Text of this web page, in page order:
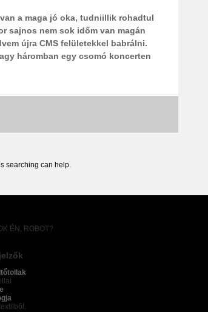
a maga jó oka, tudniillik rohadtul
sajnos nem sok időm van magán
újra CMS felületekkel babrálni.
háromban egy csomó koncerten
searching can help.
ÉN, ROBOT?